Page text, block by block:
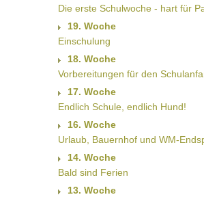
Die erste Schulwoche - hart für
19. Woche
Einschulung
18. Woche
Vorbereitungen für den
17. Woche
Endlich Schule, endlich Hund!
16. Woche
Urlaub, Bauernhof und WM-
14. Woche
Bald sind Ferien
13. Woche